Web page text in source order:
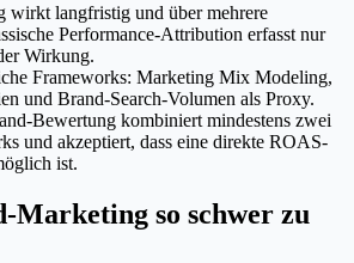
wirkt langfristig und über mehrere
Performance-Attribution erfasst nur
Wirkung.
Frameworks: Marketing Mix Modeling,
und Brand-Search-Volumen als Proxy.
Bewertung kombiniert mindestens zwei
und akzeptiert, dass eine direkte ROAS-
ist.
Marketing so schwer zu